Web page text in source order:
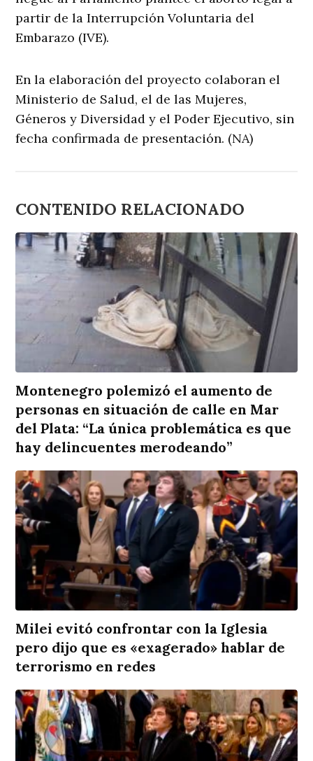
partir de la Interrupción Voluntaria del
Embarazo (IVE).
En la elaboración del proyecto colaboran el
Ministerio de Salud, el de las Mujeres,
Géneros y Diversidad y el Poder Ejecutivo, sin
fecha confirmada de presentación. (NA)
CONTENIDO RELACIONADO
Montenegro polemizó el aumento de
personas en situación de calle en Mar
del Plata: “La única problemática es que
hay delincuentes merodeando”
Milei evitó confrontar con la Iglesia
pero dijo que es «exagerado» hablar de
terrorismo en redes